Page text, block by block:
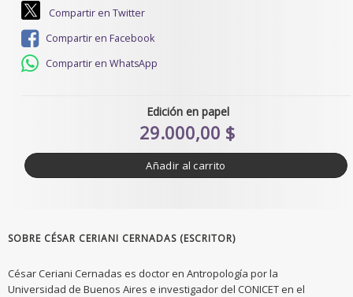
Compartir en Twitter
Compartir en Facebook
Compartir en WhatsApp
Edición en papel
29.000,00 $
Añadir al carrito
SOBRE CÉSAR CERIANI CERNADAS (ESCRITOR)
César Ceriani Cernadas es doctor en Antropología por la
Universidad de Buenos Aires e investigador del CONICET en el